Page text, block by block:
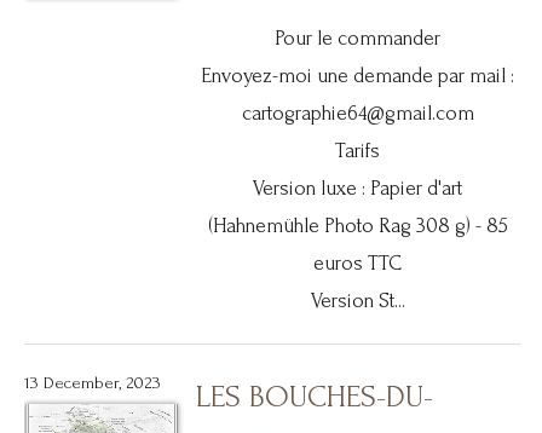
Pour le commander
Envoyez-moi une demande par mail :
cartographie64@gmail.com
Tarifs
Version luxe : Papier d'art
(Hahnemühle Photo Rag 308 g) - 85
euros TTC
Version St...
13 December, 2023
LES BOUCHES-DU-